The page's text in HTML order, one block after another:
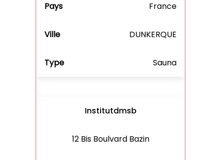
France
DUNKERQUE
Sauna
Institutdmsb
12 Bis Boulvard Bazin